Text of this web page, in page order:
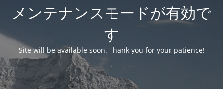
メンテナンスモードが有効で
す
Site will be available soon. Thank you for your patience!